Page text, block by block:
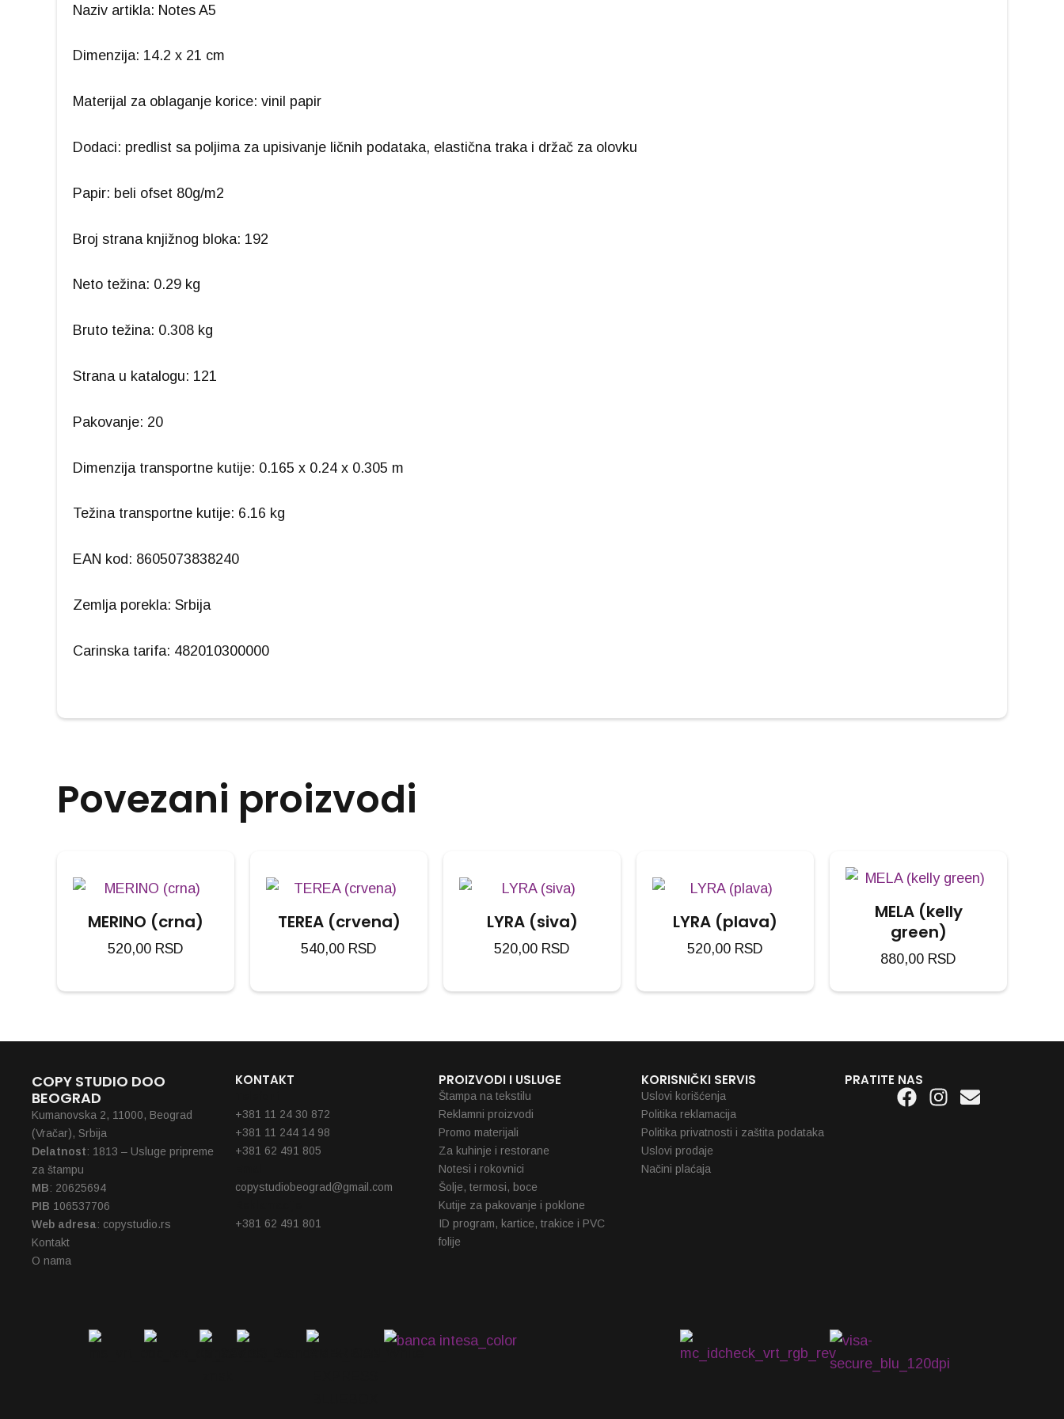
Naziv artikla: Notes A5
Dimenzija: 14.2 x 21 cm
Materijal za oblaganje korice: vinil papir
Dodaci: predlist sa poljima za upisivanje ličnih podataka, elastična traka i držač za olovku
Papir: beli ofset 80g/m2
Broj strana knjižnog bloka: 192
Neto težina: 0.29 kg
Bruto težina: 0.308 kg
Strana u katalogu: 121
Pakovanje: 20
Dimenzija transportne kutije: 0.165 x 0.24 x 0.305 m
Težina transportne kutije: 6.16 kg
EAN kod: 8605073838240
Zemlja porekla: Srbija
Carinska tarifa: 482010300000
Povezani proizvodi
MERINO (crna)
520,00 RSD
TEREA (crvena)
540,00 RSD
LYRA (siva)
520,00 RSD
LYRA (plava)
520,00 RSD
MELA (kelly
green)
880,00 RSD
COPY STUDIO DOO
BEOGRAD
Kumanovska 2, 11000, Beograd
(Vračar), Srbija
Delatnost: 1813 – Usluge pripreme
za štampu
MB: 20625694
PIB 106537706
Web adresa: copystudio.rs
Kontakt
O nama
KONTAKT
+381 11 24 30 872
+381 11 244 14 98
+381 62 491 805
copystudiobeograd@gmail.com
+381 62 491 801
PROIZVODI I USLUGE
Štampa na tekstilu
Reklamni proizvodi
Promo materijali
Za kuhinje i restorane
Notesi i rokovnici
Šolje, termosi, boce
Kutije za pakovanje i poklone
ID program, kartice, trakice i PVC
folije
KORISNIČKI SERVIS
Uslovi korišćenja
Politika reklamacija
Politika privatnosti i zaštita podataka
Uslovi prodaje
Načini plaćaja
PRATITE NAS
Facebook
Instagram
Envelope